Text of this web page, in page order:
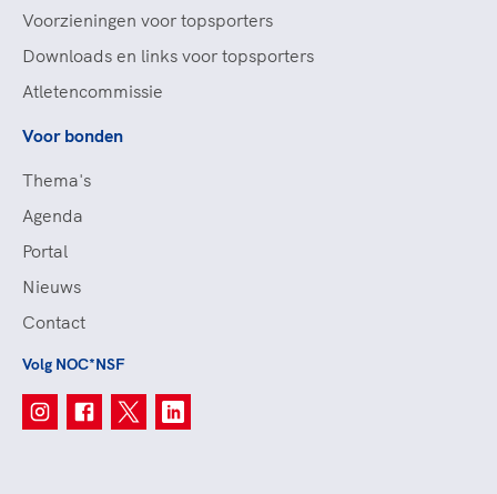
Voorzieningen voor topsporters
Downloads en links voor topsporters
Atletencommissie
Voor bonden
Thema's
Agenda
Portal
Nieuws
Contact
Volg NOC*NSF